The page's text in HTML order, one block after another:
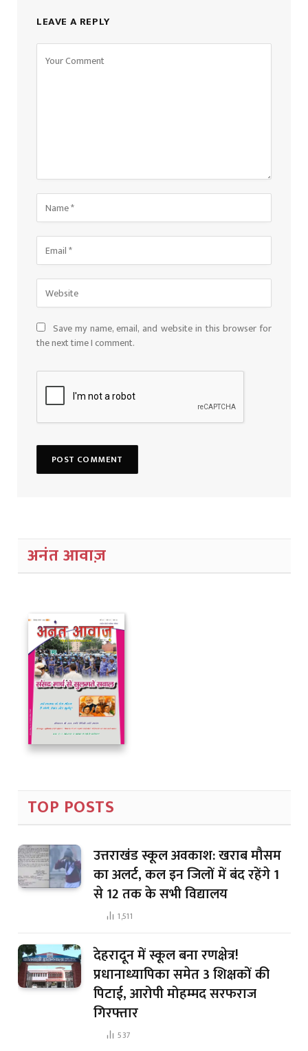
LEAVE A REPLY
Save my name, email, and website in this browser for
the next time I comment.
अनंत आवाज़
TOP POSTS
उत्तराखंड स्कूल अवकाश: खराब मौसम
का अलर्ट, कल इन जिलों में बंद रहेंगे 1
से 12 तक के सभी विद्यालय
1,511
देहरादून में स्कूल बना रणक्षेत्र!
प्रधानाध्यापिका समेत 3 शिक्षकों की
पिटाई, आरोपी मोहम्मद सरफराज
गिरफ्तार
537